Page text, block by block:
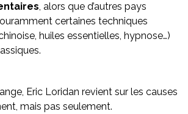
, alors que d’autres pays
certaines techniques
huiles essentielles, hypnose…)
Eric Loridan revient sur les causes
mais pas seulement.